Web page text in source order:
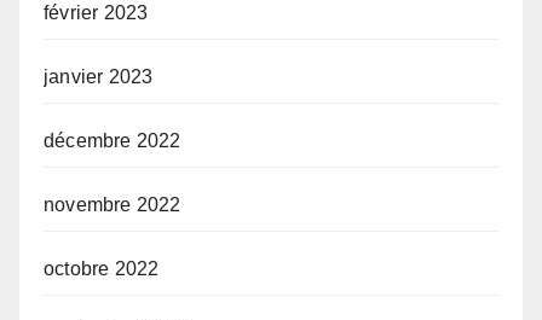
février 2023
janvier 2023
décembre 2022
novembre 2022
octobre 2022